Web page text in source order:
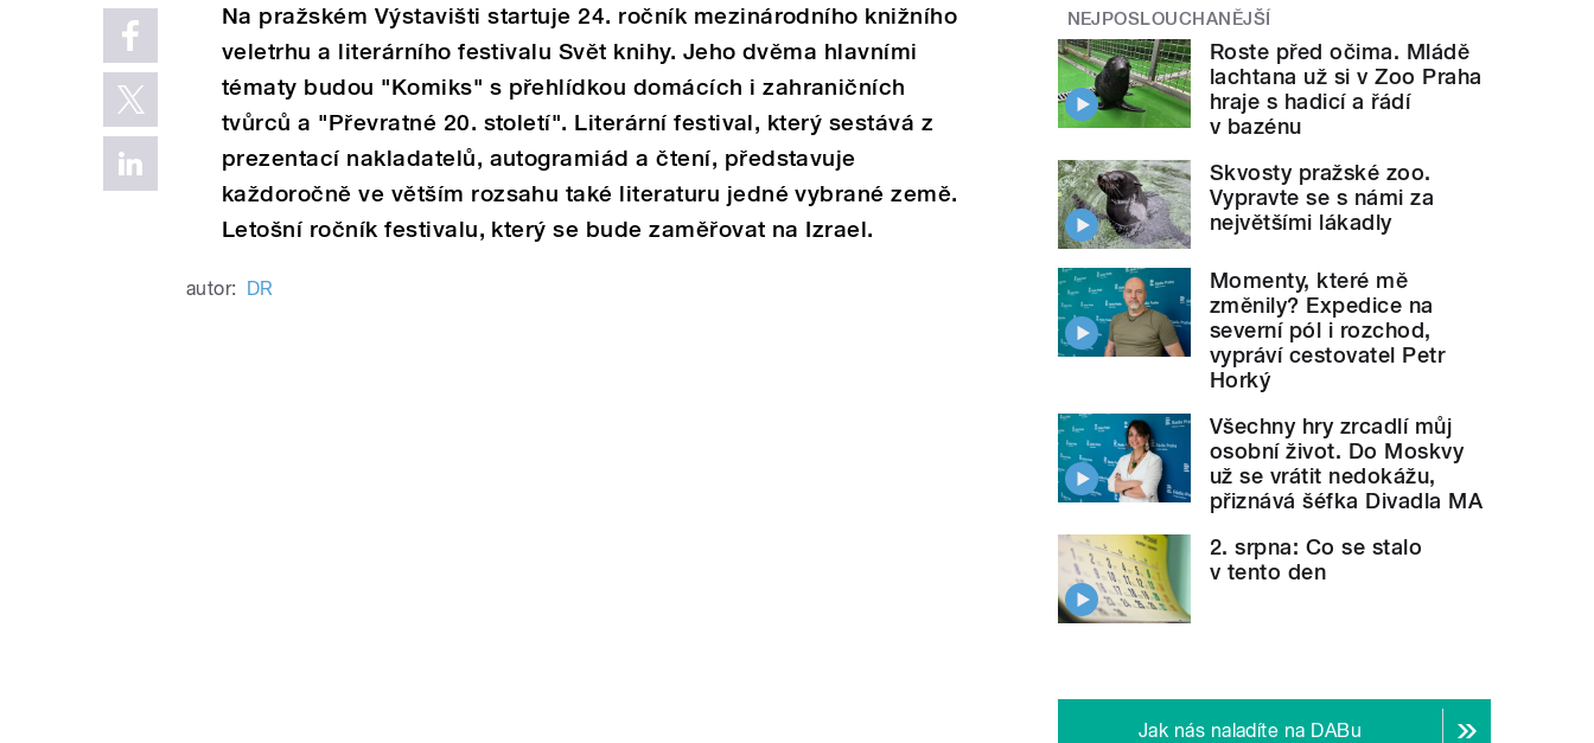
Na pražském Výstavišti startuje 24. ročník mezinárodního knižního
veletrhu a literárního festivalu Svět knihy. Jeho dvěma hlavními
tématy budou "Komiks" s přehlídkou domácích i zahraničních
tvůrců a "Převratné 20. století". Literární festival, který sestává z
prezentací nakladatelů, autogramiád a čtení, představuje
každoročně ve větším rozsahu také literaturu jedné vybrané země.
Letošní ročník festivalu, který se bude zaměřovat na Izrael.
autor: DR
NEJPOSLOUCHANĚJŠÍ
Roste před očima. Mládě
lachtana už si v Zoo Praha
hraje s hadicí a řádí
v bazénu
Skvosty pražské zoo.
Vypravte se s námi za
největšími lákadly
Momenty, které mě
změnily? Expedice na
severní pól i rozchod,
vypráví cestovatel Petr
Horký
Všechny hry zrcadlí můj
osobní život. Do Moskvy
už se vrátit nedokážu,
přiznává šéfka Divadla MA
2. srpna: Co se stalo
v tento den
Jak nás naladíte na DABu